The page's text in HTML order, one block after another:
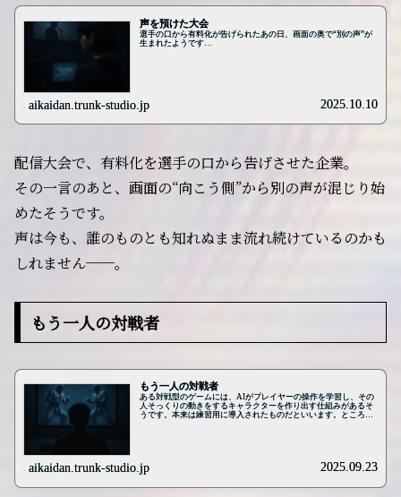
声を預けた大会
選手の口から有料化が告げられたあの日、画面の奥で“別の声”が
生まれたようです…
aikaidan.trunk-studio.jp 2025.10.10
配信大会で、有料化を選手の口から告げさせた企業。
その一言のあと、画面の“向こう側”から別の声が混じり始
めたそうです。
声は今も、誰のものとも知れぬまま流れ続けているのかも
しれません──。
もう一人の対戦者
もう一人の対戦者
ある対戦型のゲームには、AIがプレイヤーの操作を学習し、その
人そっくりの動きをするキャラクターを作り出す仕組みがあるそ
うです。本来は練習用に導入されたものだといいます。ところ
読まれていたようです。観戦していた人々もまた「そっくりな動
きをするキャラクター同士が戦っていた」と証言しています。本
来なら相手キャラクターの背後には人間のプレイヤーがいるはず
aikaidan.trunk-studio.jp 2025.09.23